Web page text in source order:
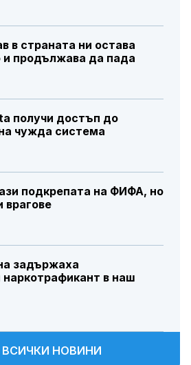
в страната ни остава
и продължава да пада
получи достъп до
чужда система
подкрепата на ФИФА, но
врагове
задържаха
в наш
НОВИНИ